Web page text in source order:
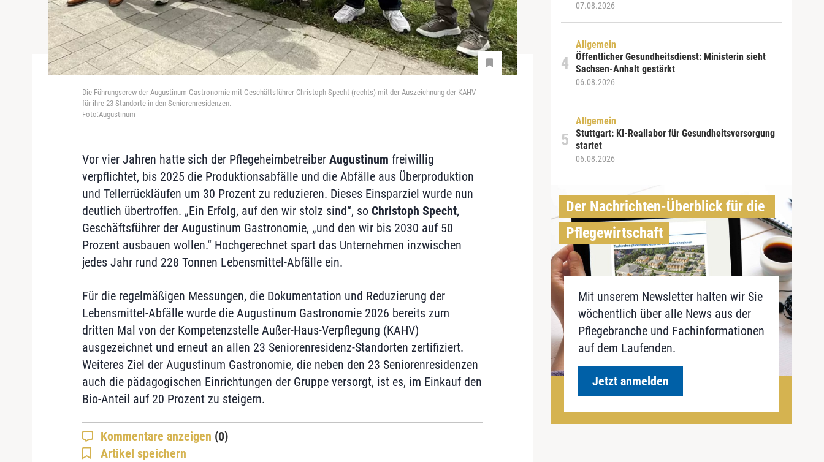
Die Führungscrew der Augustinum Gastronomie mit Geschäftsführer Christoph Specht (rechts) mit der Auszeichnung der KAHV
für ihre 23 Standorte in den Seniorenresidenzen.
Foto:Augustinum
Vor vier Jahren hatte sich der Pflegeheimbetreiber Augustinum freiwillig
verpflichtet, bis 2025 die Produktionsabfälle und die Abfälle aus Überproduktion
und Tellerrückläufen um 30 Prozent zu reduzieren. Dieses Einsparziel wurde nun
deutlich übertroffen. „Ein Erfolg, auf den wir stolz sind“, so Christoph Specht,
Geschäftsführer der Augustinum Gastronomie, „und den wir bis 2030 auf 50
Prozent ausbauen wollen.“ Hochgerechnet spart das Unternehmen inzwischen
jedes Jahr rund 228 Tonnen Lebensmittel-Abfälle ein.
Für die regelmäßigen Messungen, die Dokumentation und Reduzierung der
Lebensmittel-Abfälle wurde die Augustinum Gastronomie 2026 bereits zum
dritten Mal von der Kompetenzstelle Außer-Haus-Verpflegung (KAHV)
ausgezeichnet und erneut an allen 23 Seniorenresidenz-Standorten zertifiziert.
Weiteres Ziel der Augustinum Gastronomie, die neben den 23 Seniorenresidenzen
auch die pädagogischen Einrichtungen der Gruppe versorgt, ist es, im Einkauf den
Bio-Anteil auf 20 Prozent zu steigern.
Kommentare anzeigen (0)
Artikel speichern
07.08.2026
Allgemein
Öffentlicher Gesundheitsdienst: Ministerin sieht
Sachsen-Anhalt gestärkt
06.08.2026
Allgemein
Stuttgart: KI-Reallabor für Gesundheitsversorgung
startet
06.08.2026
Der Nachrichten-Überblick für die
Pflegewirtschaft
Mit unserem Newsletter halten wir Sie
wöchentlich über alle News aus der
Pflegebranche und Fachinformationen
auf dem Laufenden.
Jetzt anmelden